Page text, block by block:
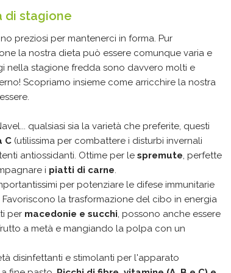
di stagione
preziosi per mantenerci in forma. Pur
la nostra dieta può essere comunque varia e
nella stagione fredda sono davvero molti e
Scopriamo insieme come arricchire la nostra
qualsiasi sia la varietà che preferite, questi
C (utilissima per combattere i disturbi invernali
antiossidanti. Ottime per le spremute, perfette
i piatti di carne.
per potenziare le difese immunitarie
la trasformazione del cibo in energia
per macedonie e succhi, possono anche essere
a metà e mangiando la polpa con un
disinfettanti e stimolanti per l'apparato